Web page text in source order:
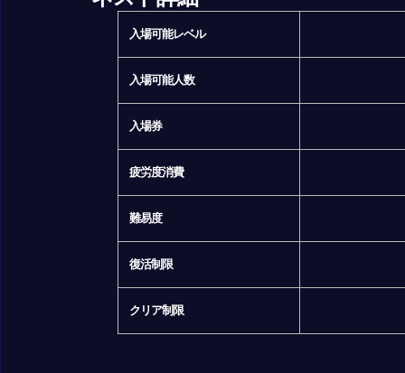
入場可能レベル
入場可能人数
入場券
疲労度消費
難易度
復活制限
クリア制限